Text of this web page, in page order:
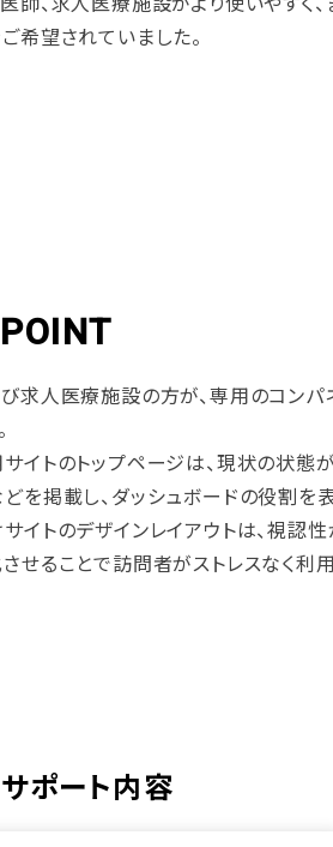
希望されていました。
求人医療施設の方が、専用のコン
イトのトップページは、現状の状態
を掲載し、ダッシュボードの役割を
イトのデザインレイアウトは、視認性
せることで訪問者がストレスなく利
ポート内容